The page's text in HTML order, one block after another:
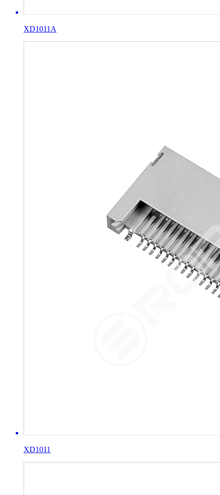
XD1011A
XD1011